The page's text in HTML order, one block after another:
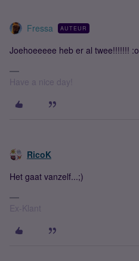
Fressa AUTEUR
Joehoeeeee heb er al twee!!!!!!! :o
Have a nice day!
RicoK
Het gaat vanzelf...;)
Ex-Klant